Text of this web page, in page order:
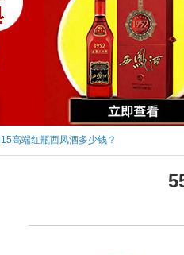
高端红瓶西凤酒多少钱？